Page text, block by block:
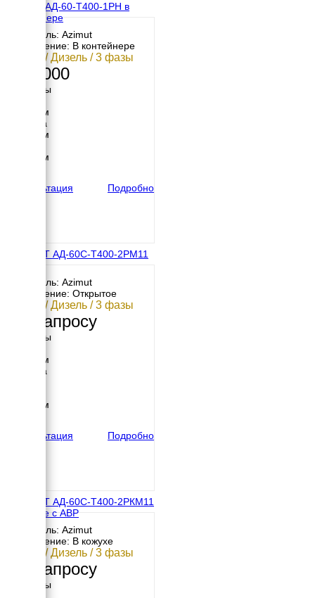
Азимут АД-60-Т400-1РН в
контейнере
Двигатель: Azimut
Исполнение: В контейнере
60 кВт / Дизель / 3 фазы
949 000
Размеры
3000 мм
Ширина
2300 мм
2300 мм
Консультация
Подробно
АЗИМУТ АД-60С-Т400-2РМ11
Двигатель: Azimut
Исполнение: Открытое
60 кВт / Дизель / 3 фазы
По запросу
Размеры
2200 мм
Ширина
1250 мм
Консультация
Подробно
АЗИМУТ АД-60С-Т400-2РКМ11
в кожухе с АВР
Двигатель: Azimut
Исполнение: В кожухе
60 кВт / Дизель / 3 фазы
По запросу
Размеры